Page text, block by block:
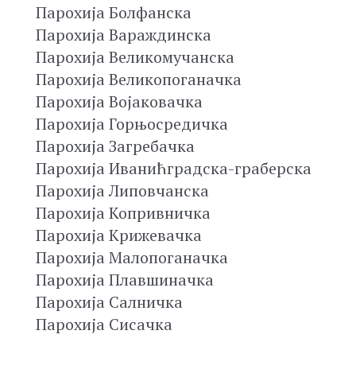
Парохија Болфанска
Парохија Вараждинска
Парохија Великомучанска
Парохија Великопоганачка
Парохија Војаковачка
Парохија Горњосредичка
Парохија Загребачка
Парохија Иванићградска-граберска
Парохија Липовчанска
Парохија Копривничка
Парохија Крижевачка
Парохија Малопоганачка
Парохија Плавшиначка
Парохија Салничка
Парохија Сисачка